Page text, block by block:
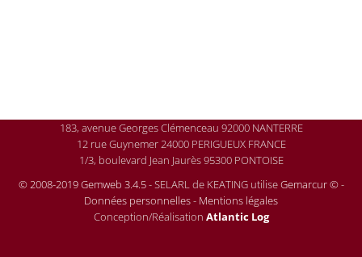
183, avenue Georges Clémenceau 92000 NANTERRE
12 rue Guynemer 24000 PERIGUEUX FRANCE
1/3, boulevard Jean Jaurès 95300 PONTOISE
© 2008-2019 Gemweb 3.4.5- SELARL de KEATING utiliseGemarcur ©-
Données personnelles- Mentions légales
Conception/Réalisation Atlantic Log